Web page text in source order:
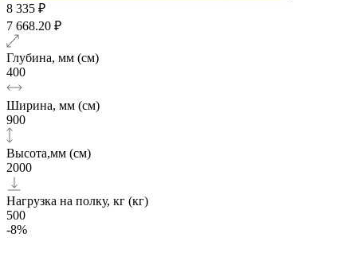
8 335 ₽
7 668.20 ₽
Глубина, мм (см)
400
Ширина, мм (см)
900
Высота,мм (см)
2000
Нагрузка на полку, кг (кг)
500
-8%